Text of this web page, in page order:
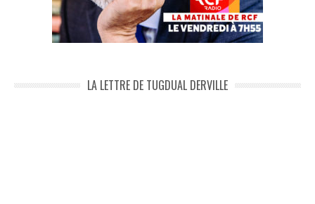
LA LETTRE DE TUGDUAL DERVILLE